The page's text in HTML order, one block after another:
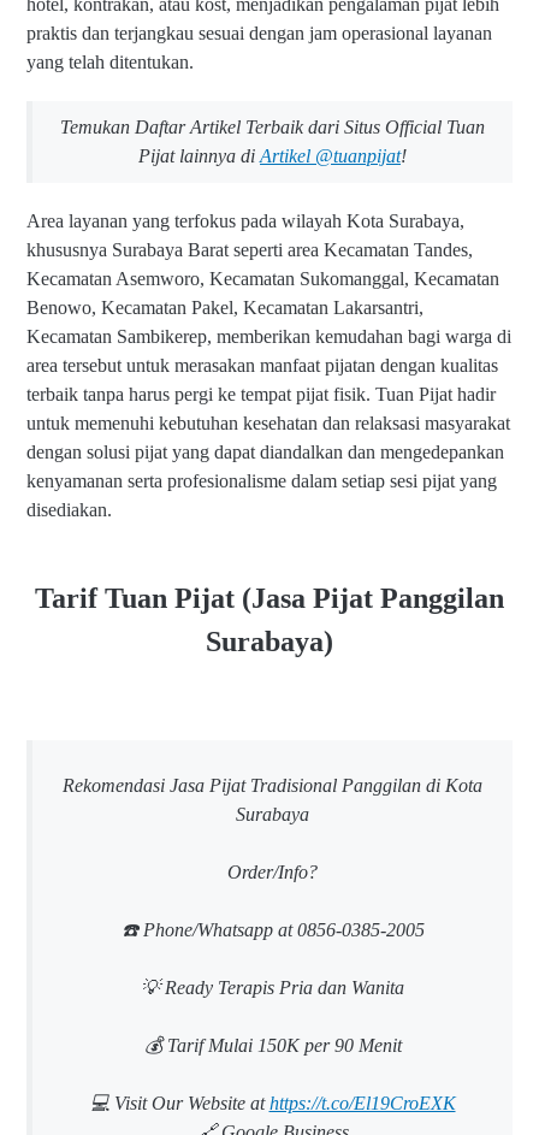
praktis dan terjangkau sesuai dengan jam operasional layanan
yang telah ditentukan.
Temukan Daftar Artikel Terbaik dari Situs Official Tuan
Pijat lainnya di Artikel @tuanpijat!
Area layanan yang terfokus pada wilayah Kota Surabaya,
khususnya Surabaya Barat seperti area Kecamatan Tandes,
Kecamatan Asemworo, Kecamatan Sukomanggal, Kecamatan
Benowo, Kecamatan Pakel, Kecamatan Lakarsantri,
Kecamatan Sambikerep, memberikan kemudahan bagi warga di
area tersebut untuk merasakan manfaat pijatan dengan kualitas
terbaik tanpa harus pergi ke tempat pijat fisik. Tuan Pijat hadir
untuk memenuhi kebutuhan kesehatan dan relaksasi masyarakat
dengan solusi pijat yang dapat diandalkan dan mengedepankan
kenyamanan serta profesionalisme dalam setiap sesi pijat yang
disediakan.
Tarif Tuan Pijat (Jasa Pijat Panggilan
Surabaya)
Rekomendasi Jasa Pijat Tradisional Panggilan di Kota
Surabaya
Order/Info?
☎️ Phone/Whatsapp at 0856-0385-2005
💡 Ready Terapis Pria dan Wanita
💰 Tarif Mulai 150K per 90 Menit
💻 Visit Our Website athttps://t.co/El19CroEXK